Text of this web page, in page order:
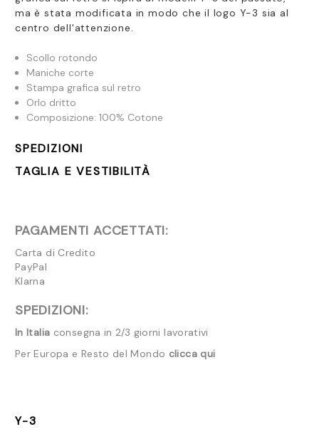
ma è stata modificata in modo che il logo Y-3 sia al
centro dell'attenzione.
Scollo rotondo
Maniche corte
Stampa grafica sul retro
Orlo dritto
Composizione: 100% Cotone
SPEDIZIONI
TAGLIA E VESTIBILITÀ
PAGAMENTI ACCETTATI:
Carta di Credito
PayPal
Klarna
SPEDIZIONI:
In Italia consegna in 2/3 giorni lavorativi
Per Europa e Resto del Mondo clicca qui
Y-3